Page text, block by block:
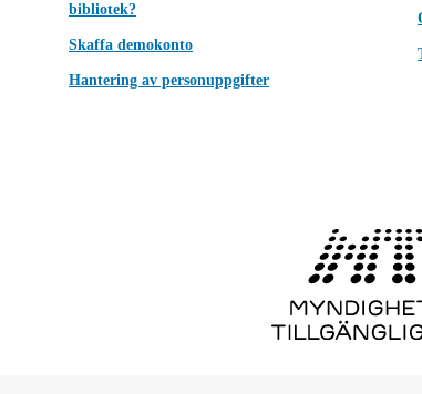
bibliotek?
Skaffa demokonto
Hantering av personuppgifter